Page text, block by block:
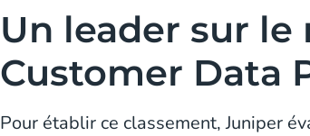
Un leader sur le
Customer Data
Pour établir ce classement, Juniper